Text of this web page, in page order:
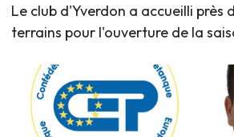
Le club d'Yverdon a accueilli près
terrains pour l'ouverture de la